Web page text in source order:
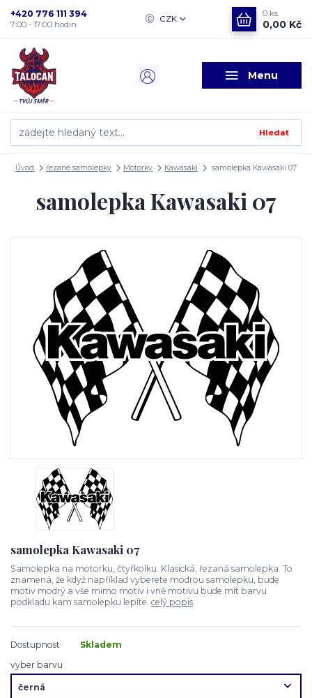
Menu
CZK
Hledat
+420 776 111 394
7:00 - 17:00 hodin
0 ks
0,00 Kč
Úvod řezané samolepky Motorky Kawasaki samolepka Kawasaki 07
samolepka Kawasaki 07
samolepka Kawasaki 07
Samolepka na motorku, čtyřkolku. Klasická, řezaná samolepka. To
znamená, že když například vyberete modrou samolepku, bude
motiv modrý a vše mimo motiv i vně motivu bude mít barvu
podkladu kam samolepku lepíte. celý popis
Dostupnost
Skladem
vyber barvu